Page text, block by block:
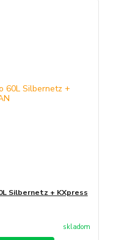
Silbernetz + KXpress
skladom